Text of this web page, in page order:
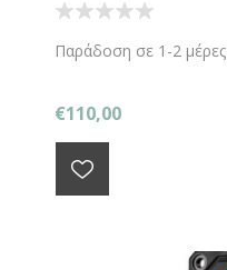
Παράδοση σε 1-2 μέρες
€110,00